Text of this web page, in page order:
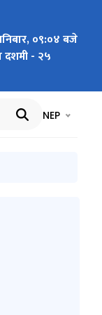
०९:०४ बजे
दशमी - २५
भाषा चयन
NEP